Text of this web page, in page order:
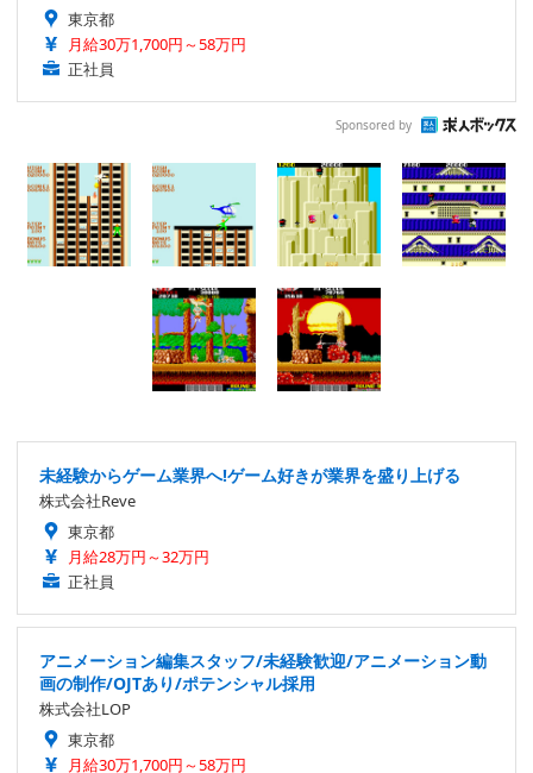
東京都
月給30万1,700円～58万円
正社員
Sponsored by
未経験からゲーム業界へ!ゲーム好きが業界を盛り上げる
株式会社Reve
東京都
月給28万円～32万円
正社員
アニメーション編集スタッフ/未経験歓迎/アニメーション動
画の制作/OJTあり/ポテンシャル採用
株式会社LOP
東京都
月給30万1,700円～58万円